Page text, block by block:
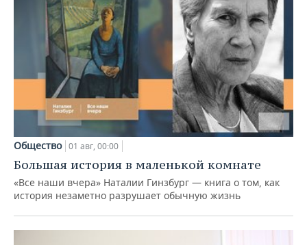
Общество 01 авг, 00:00
Большая история в маленькой комнате
«Все наши вчера» Наталии Гинзбург — книга о том, как
история незаметно разрушает обычную жизнь